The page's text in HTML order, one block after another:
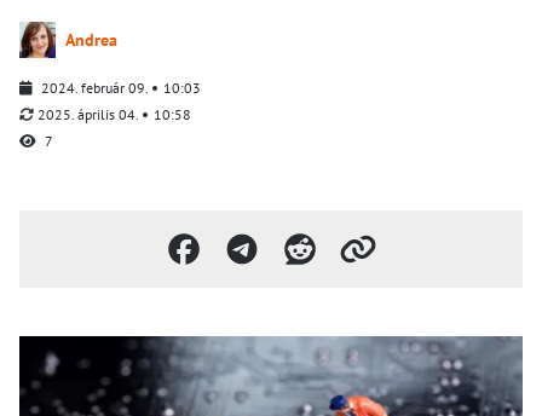
Andrea
2024. február 09.
10:03
2025. április 04.
10:58
7